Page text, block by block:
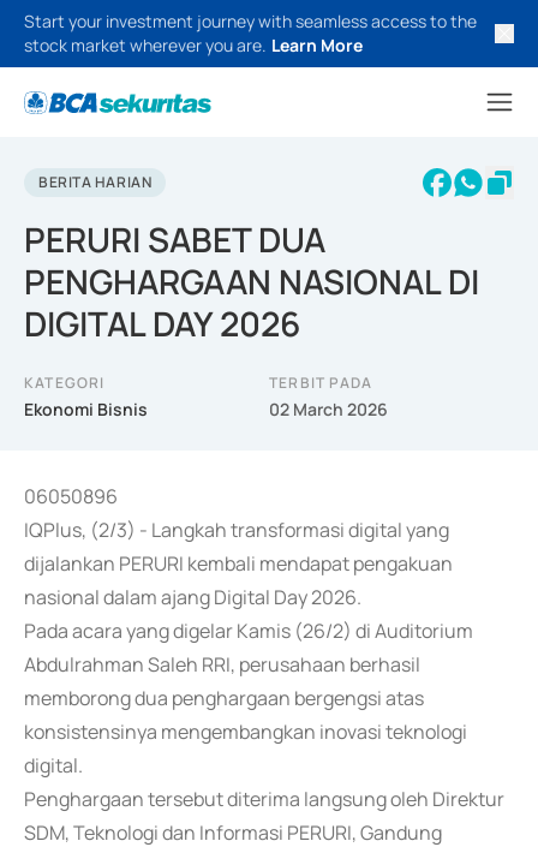
Start your investment journey with seamless access to the
stock market wherever you are. Learn More
BERITA HARIAN
PERURI SABET DUA
PENGHARGAAN NASIONAL DI
DIGITAL DAY 2026
KATEGORI
Ekonomi Bisnis
TERBIT PADA
02 March 2026
06050896
IQPlus, (2/3) - Langkah transformasi digital yang
dijalankan PERURI kembali mendapat pengakuan
nasional dalam ajang Digital Day 2026.
Pada acara yang digelar Kamis (26/2) di Auditorium
Abdulrahman Saleh RRI, perusahaan berhasil
memborong dua penghargaan bergengsi atas
konsistensinya mengembangkan inovasi teknologi
digital.
Penghargaan tersebut diterima langsung oleh Direktur
SDM, Teknologi dan Informasi PERURI, Gandung